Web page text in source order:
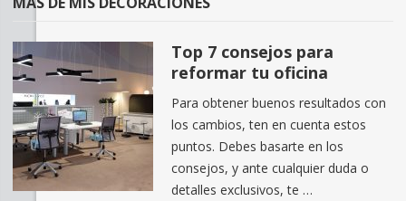
Top 7 consejos para
reformar tu oficina
Para obtener buenos resultados con
los cambios, ten en cuenta estos
puntos. Debes basarte en los
consejos, y ante cualquier duda o
detalles exclusivos, te …